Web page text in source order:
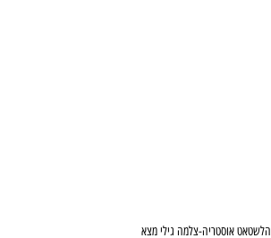
הלשטאט אוסטריה-צלמה גילי מצא